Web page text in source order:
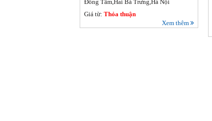
Đồng Tâm,Hai Bà Trưng,Hà Nội
Giá từ: Thỏa thuận
Xem thêm